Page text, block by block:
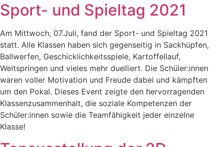
Sport- und Spieltag 2021
Am Mittwoch, 07.Juli, fand der Sport- und Spieltag 2021
statt. Alle Klassen haben sich gegenseitig in Sackhüpfen,
Ballwerfen, Geschicklichkeitsspiele, Kartoffellauf,
Weitspringen und vieles mehr duelliert. Die Schüler:innen
waren voller Motivation und Freude dabei und kämpften
um den Pokal. Dieses Event zeigte den hervorragenden
Klassenzusammenhalt, die soziale Kompetenzen der
Schüler:innen sowie die Teamfähigkeit jeder einzelne
Klasse!